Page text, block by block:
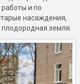
и по
насаждения,
земля.